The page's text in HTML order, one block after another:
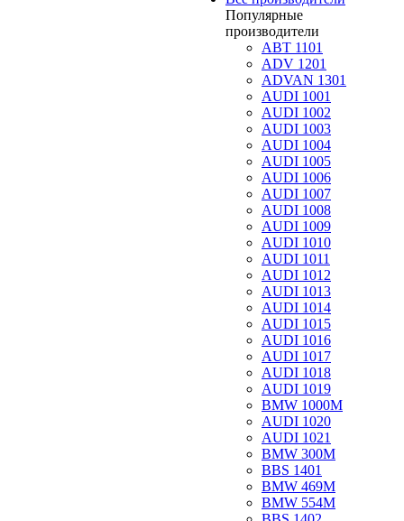
Популярные
производители
ABT 1101
ADV 1201
ADVAN 1301
AUDI 1001
AUDI 1002
AUDI 1003
AUDI 1004
AUDI 1005
AUDI 1006
AUDI 1007
AUDI 1008
AUDI 1009
AUDI 1010
AUDI 1011
AUDI 1012
AUDI 1013
AUDI 1014
AUDI 1015
AUDI 1016
AUDI 1017
AUDI 1018
AUDI 1019
BMW 1000M
AUDI 1020
AUDI 1021
BMW 300M
BBS 1401
BMW 469M
BMW 554M